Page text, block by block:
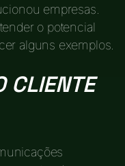
empresas.
o potencial
alguns exemplos.
CLIENTE